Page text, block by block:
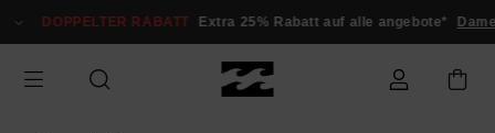
zur
springen
DOPPELTER RABATT Extra 25% Rabatt auf alle angebote* Damen